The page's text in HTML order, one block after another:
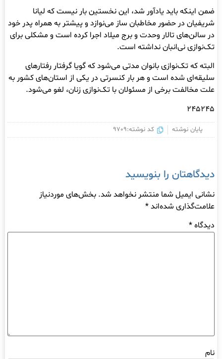
ضمن اینکه باید یادآور شد، این نخستین بار نیست که لیانا
شریفیان در حضور مخاطبان ساز می‌نوازد و پیشتر به همراه پدر خود
در سالن‌های تالار وحدت و برج میلاد اجرا کرده است و مشکلی برای
تک‌نوازی نی‌انبان نداشته است.
البته که تک‌نوازی بانوان مدتی می‌شود که گویا گرفتار رفتارهای
سلیقه‌ای شده است و هر بار کنسرتی در یکی از استان‌های کشور به
علت مخالفت برخی از مسئولان با تک‌نوازی زنان، لغو می‌شود.
۲۴۵۲۴۵
پایان نوشته کد نوشته:9709
دیدگاهتان را بنویسید
نشانی ایمیل شما منتشر نخواهد شد. بخش‌های موردنیاز
علامت‌گذاری شده‌اند*
دیدگاه*
نام